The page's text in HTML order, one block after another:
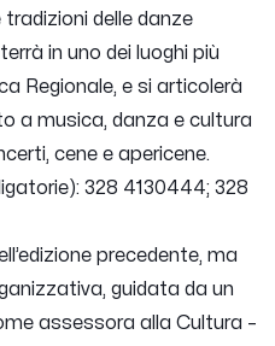
tradizioni delle danze
in uno dei luoghi più
Regionale, e si articolerà
a musica, danza e cultura
cene e apericene.
328 4130444; 328
precedente, ma
guidata da un
assessora alla Cultura –